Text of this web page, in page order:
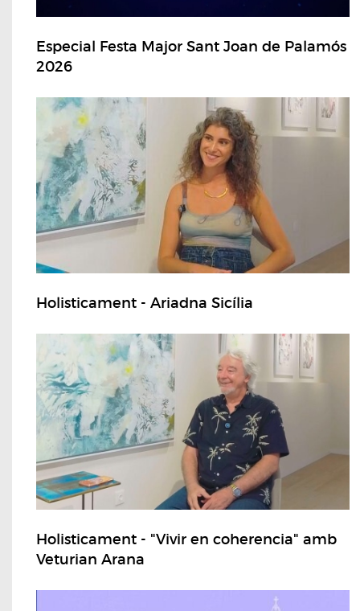
Especial Festa Major Sant Joan de Palamós
2026
Holisticament - Ariadna Sicília
Holisticament - "Vivir en coherencia" amb
Veturian Arana